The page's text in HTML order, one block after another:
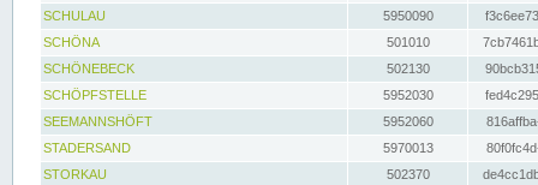
SCHULAU
5950090
SCHÖNA
501010
SCHÖNEBECK
502130
SCHÖPFSTELLE
5952030
SEEMANNSHÖFT
5952060
STADERSAND
5970013
STORKAU
502370